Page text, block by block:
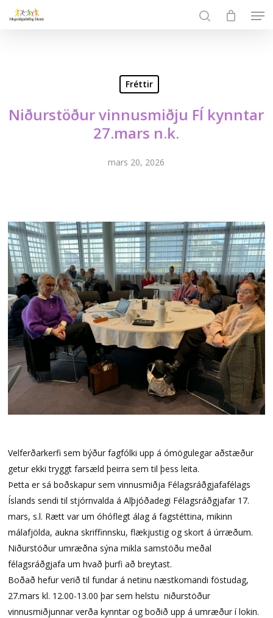
Fréttir
Niðurstöður vinnusmiðju FÍ kynntar
27.mars n.k.
mars 20, 2026
Velferðarkerfi sem býður fagfólki upp á ómögulegar aðstæður
getur ekki tryggt farsæld þeirra sem til þess leita.
Þetta er sá boðskapur sem vinnusmiðja Félagsráðgjafafélags
Íslands sendi til stjórnvalda á Alþjóðadegi Félagsráðgjafar 17.
mars, s.l. Rætt var um óhóflegt álag á fagstéttina, mikinn
málafjölda, aukna skriffinnsku, flækjustig og skort á úrræðum.
Niðurstöður umræðna sýna mikla samstöðu meðal
félagsráðgjafa um hvað þurfi að breytast.
Boðað hefur verið til fundar á netinu næstkomandi föstudag,
27.mars kl. 12.00-13.00 þar sem helstu niðurstöður
vinnusmiðjunnar verða kynntar og boðið upp á umræður í lokin.